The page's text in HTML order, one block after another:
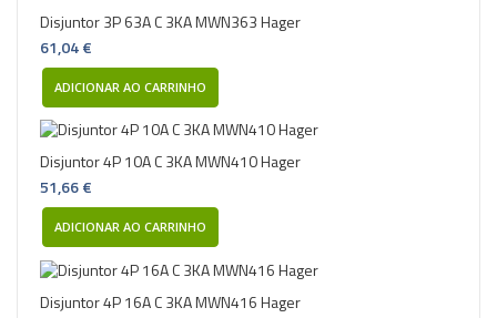
Disjuntor 3P 63A C 3KA MWN363 Hager
61,04 €
ADICIONAR AO CARRINHO
Disjuntor 4P 10A C 3KA MWN410 Hager
51,66 €
ADICIONAR AO CARRINHO
Disjuntor 4P 16A C 3KA MWN416 Hager